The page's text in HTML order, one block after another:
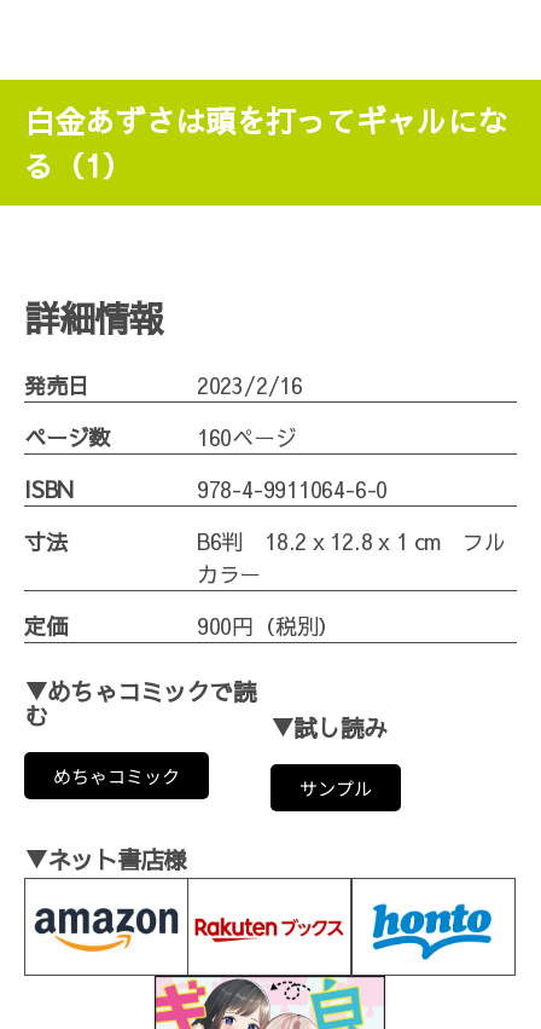
白金あずさは頭を打ってギャルにな
る（1）
詳細情報
発売日
2023/2/16
ページ数
160ページ
ISBN
978-4-9911064-6-0
寸法
B6判 18.2 x 12.8 x 1 cm フル
カラー
定価
900円（税別）
▼めちゃコミックで読
む
めちゃコミック
▼試し読み
サンプル
▼ネット書店様